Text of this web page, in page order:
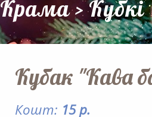
Крама>Кубкі
Кубак "Кава
Кошт: 15 р.